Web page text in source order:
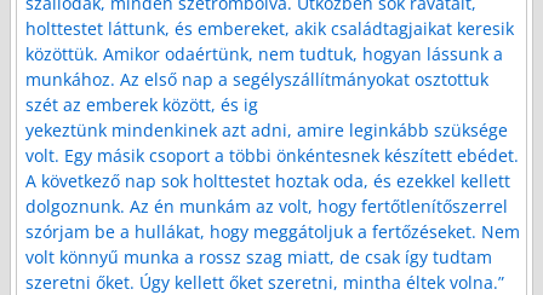
holttestet láttunk, és embereket, akik családtagjaikat keresik
közöttük. Amikor odaértünk, nem tudtuk, hogyan lássunk a
munkához. Az első nap a segélyszállítmányokat osztottuk
szét az emberek között, és ig
yekeztünk mindenkinek azt adni, amire leginkább szüksége
volt. Egy másik csoport a többi önkéntesnek készített ebédet.
A következő nap sok holttestet hoztak oda, és ezekkel kellett
dolgoznunk. Az én munkám az volt, hogy fertőtlenítőszerrel
szórjam be a hullákat, hogy meggátoljuk a fertőzéseket. Nem
volt könnyű munka a rossz szag miatt, de csak így tudtam
szeretni őket. Úgy kellett őket szeretni, mintha éltek volna.”